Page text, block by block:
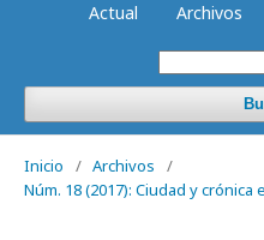
Actual Archivos
Inicio / Archivos
/
Núm. 18 (2017): Ciudad y crónica